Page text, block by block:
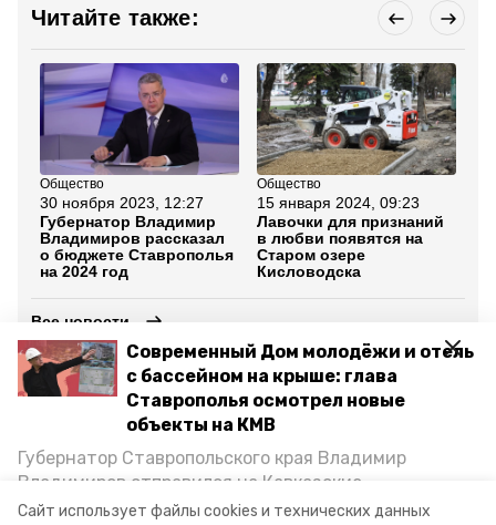
Сайт использует файлы cookies и технических данных
Современный Дом молодёжи и отель
с бассейном на крыше: глава
Ставрополья осмотрел новые
объекты на КМВ
Губернатор Ставропольского края Владимир
Владимиров отправился на Кавказские
Минеральные Воды, чтобы проинспектировать
Читайте также:
Общество
30 ноября 2023, 12:27
Губернатор Владимир
Владимиров рассказал
о бюджете Ставрополья
на 2024 год
Общество
15 января 2024, 09:23
Лавочки для признаний
в любви появятся на
Старом озере
Кисловодска
Все новости
кисловодск ставропольский край